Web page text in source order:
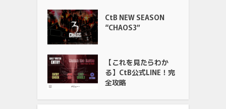
CtB NEW SEASON
“CHAOS3”
【これを見たらわか
る】CtB公式LINE！完
全攻略